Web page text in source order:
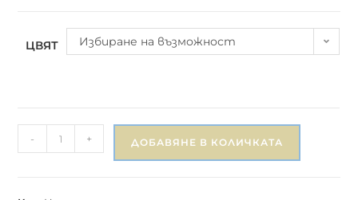
ЦВЯТ Избиране на възможност
- + ДОБАВЯНЕ В КОЛИЧКАТА